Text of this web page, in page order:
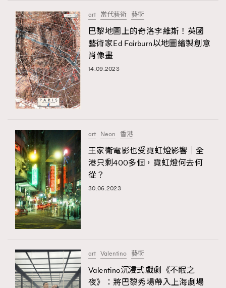
art 當代藝術 藝術
巴黎地圖上的奇洛李維斯！英國
藝術家Ed Fairburn以地圖繪製創意
肖像畫
14.09.2023
art Neon 香港
王家衛電影也受霓虹燈影響｜全
港只剩400多個，霓虹燈何去何
從？
30.06.2023
art Valentino 藝術
Valentino沉浸式戲劇《不眠之
夜》：將巴黎秀場帶入上海劇場